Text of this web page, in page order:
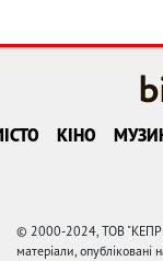
КІНО
© 2000-2024, ТОВ
матеріали,